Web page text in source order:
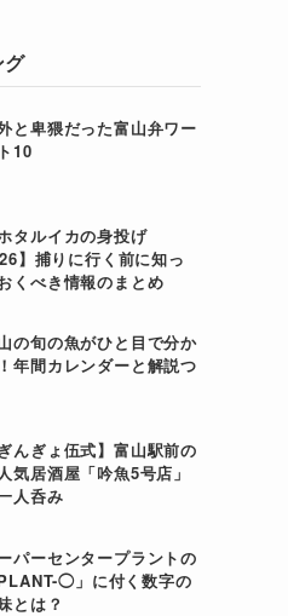
グ
と卑猥だった富山弁ワー
10
ホタルイカの身投げ
】捕りに行く前に知っ
くべき情報のまとめ
の旬の魚がひと目で分か
年間カレンダーと解説つ
ぎんぎょ伍式】富山駅前の
気居酒屋「吟魚5号店」
人呑み
パーセンタープラントの
PLANT-◯」に付く数字の
とは？